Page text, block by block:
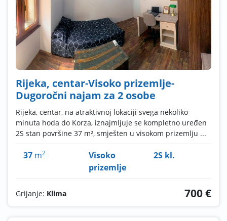
Rijeka, centar-Visoko prizemlje-
Dugoročni najam za 2 osobe
Rijeka, centar, na atraktivnoj lokaciji svega nekoliko
minuta hoda do Korza, iznajmljuje se kompletno uređen
2S stan površine 37 m², smješten u visokom prizemlju ...
37 m2
Visoko
prizemlje
2S kl.
Grijanje: Klima 700 €